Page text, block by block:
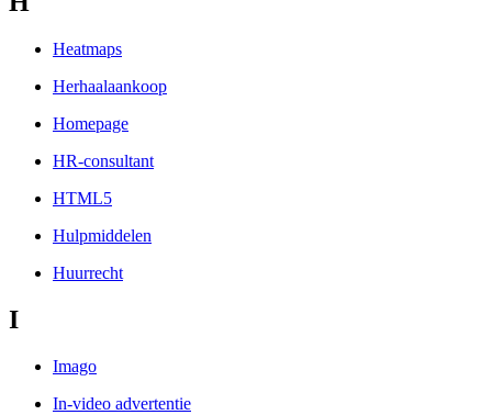
Heatmaps
Herhaalaankoop
Homepage
HR-consultant
HTML5
Hulpmiddelen
Huurrecht
I
Imago
In-video advertentie